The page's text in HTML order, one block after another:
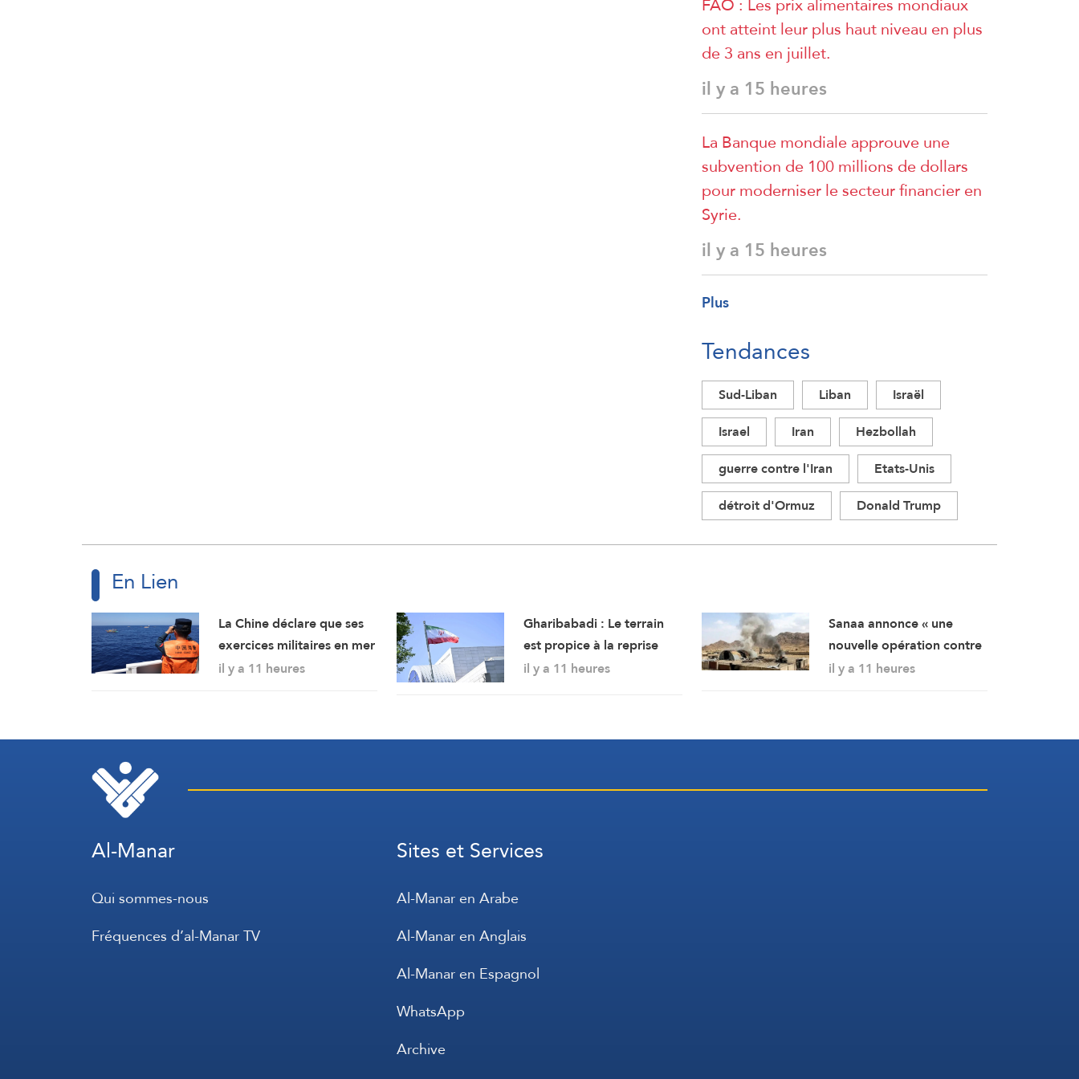
ont atteint leur plus haut niveau en plus
de 3 ans en juillet.
il y a 15 heures
La Banque mondiale approuve une
subvention de 100 millions de dollars
pour moderniser le secteur financier en
Syrie.
il y a 15 heures
Plus
Tendances
Sud-Liban Liban
Israël
Israel
Iran
Hezbollah
guerre contre l'Iran
Etats-Unis
détroit d'Ormuz
Donald Trump
En Lien
La Chine déclare que ses
exercices militaires en mer
de Chine méridionale
il y a 11 heures
Gharibabadi : Le terrain
est propice à la reprise
des pourparlers de
il y a 11 heures
Sanaa annonce « une
nouvelle opération contre
des rassemblements
il y a 11 heures
Al-Manar
Qui sommes-nous
Fréquences d’al-Manar TV
Sites et Services
Al-Manar en Arabe
Al-Manar en Anglais
Al-Manar en Espagnol
WhatsApp
Archive